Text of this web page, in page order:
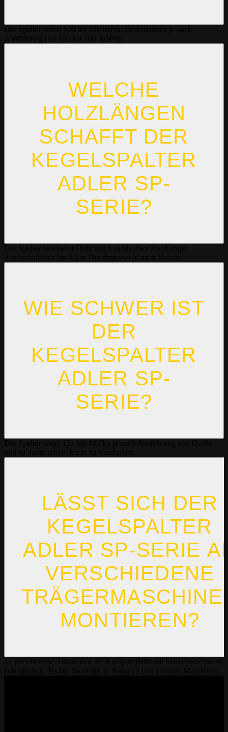
WELCHE
HOLZLÄNGEN
SCHAFFT DER
KEGELSPALTER
ADLER SP-
SERIE?
WIE SCHWER IST
DER
KEGELSPALTER
ADLER SP-
SERIE?
LÄSST SICH DER
KEGELSPALTER
ADLER SP-SERIE
VERSCHIEDENE
MONTIEREN?